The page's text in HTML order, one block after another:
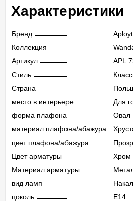
Характеристики
Бренд
Aployt
Коллекция
Артикул
Стиль
Страна
место в интерьере
Для
форма плафона
Овал
материал плафона/абажура
цвет плафона/абажура
Цвет арматуры
Хром
Материал арматуры
вид ламп
цоколь
E14